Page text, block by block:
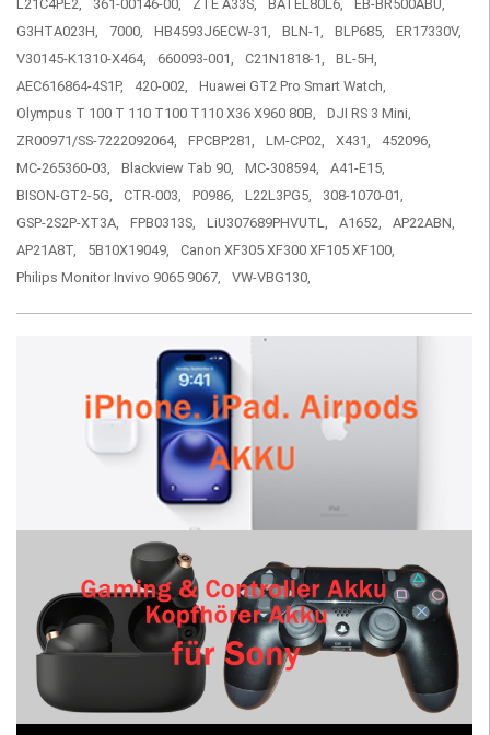
L21C4PE2,
361-00146-00, ZTE A33S, BATEL80L6,
EB-BR500ABU,
G3HTA023H,
7000, HB4593J6ECW-31, BLN-1, BLP685,
ER17330V,
V30145-K1310-X464,
660093-001, C21N1818-1,
BL-5H,
AEC616864-4S1P,
420-002,
Huawei GT2 Pro Smart Watch,
Olympus T 100 T 110 T100 T110 X36 X960 80B,
DJI RS 3 Mini,
ZR00971/SS-7222092064,
FPCBP281, LM-CP02, X431,
452096,
MC-265360-03,
Blackview Tab 90, MC-308594,
A41-E15,
BISON-GT2-5G,
CTR-003, P0986, L22L3PG5,
308-1070-01,
GSP-2S2P-XT3A,
FPB0313S, LiU307689PHVUTL, A1652,
AP22ABN,
AP21A8T,
5B10X19049,
Canon XF305 XF300 XF105 XF100,
Philips Monitor Invivo 9065 9067,
VW-VBG130,